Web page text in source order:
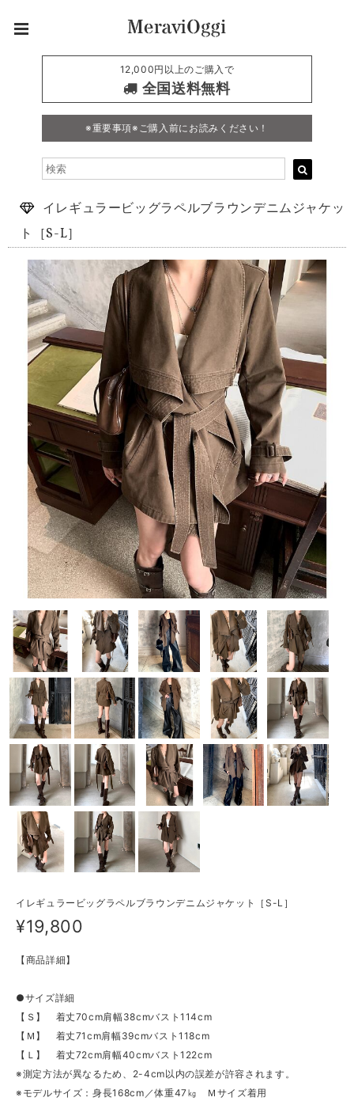
12,000円以上のご購入で
全国送料無料
※重要事項※ご購入前にお読みください！
イレギュラービッグラペルブラウンデニムジャケッ
ト［S-L］
イレギュラービッグラペルブラウンデニムジャケット［S-L］
¥19,800
【商品詳細】
●サイズ詳細
【Ｓ】 着丈70cm肩幅38cmバスト114cm
【Ｍ】 着丈71cm肩幅39cmバスト118cm
【Ｌ】 着丈72cm肩幅40cmバスト122cm
※測定方法が異なるため、2-4cm以内の誤差が許容されます。
※モデルサイズ：身長168cm／体重47㎏ Ｍサイズ着用